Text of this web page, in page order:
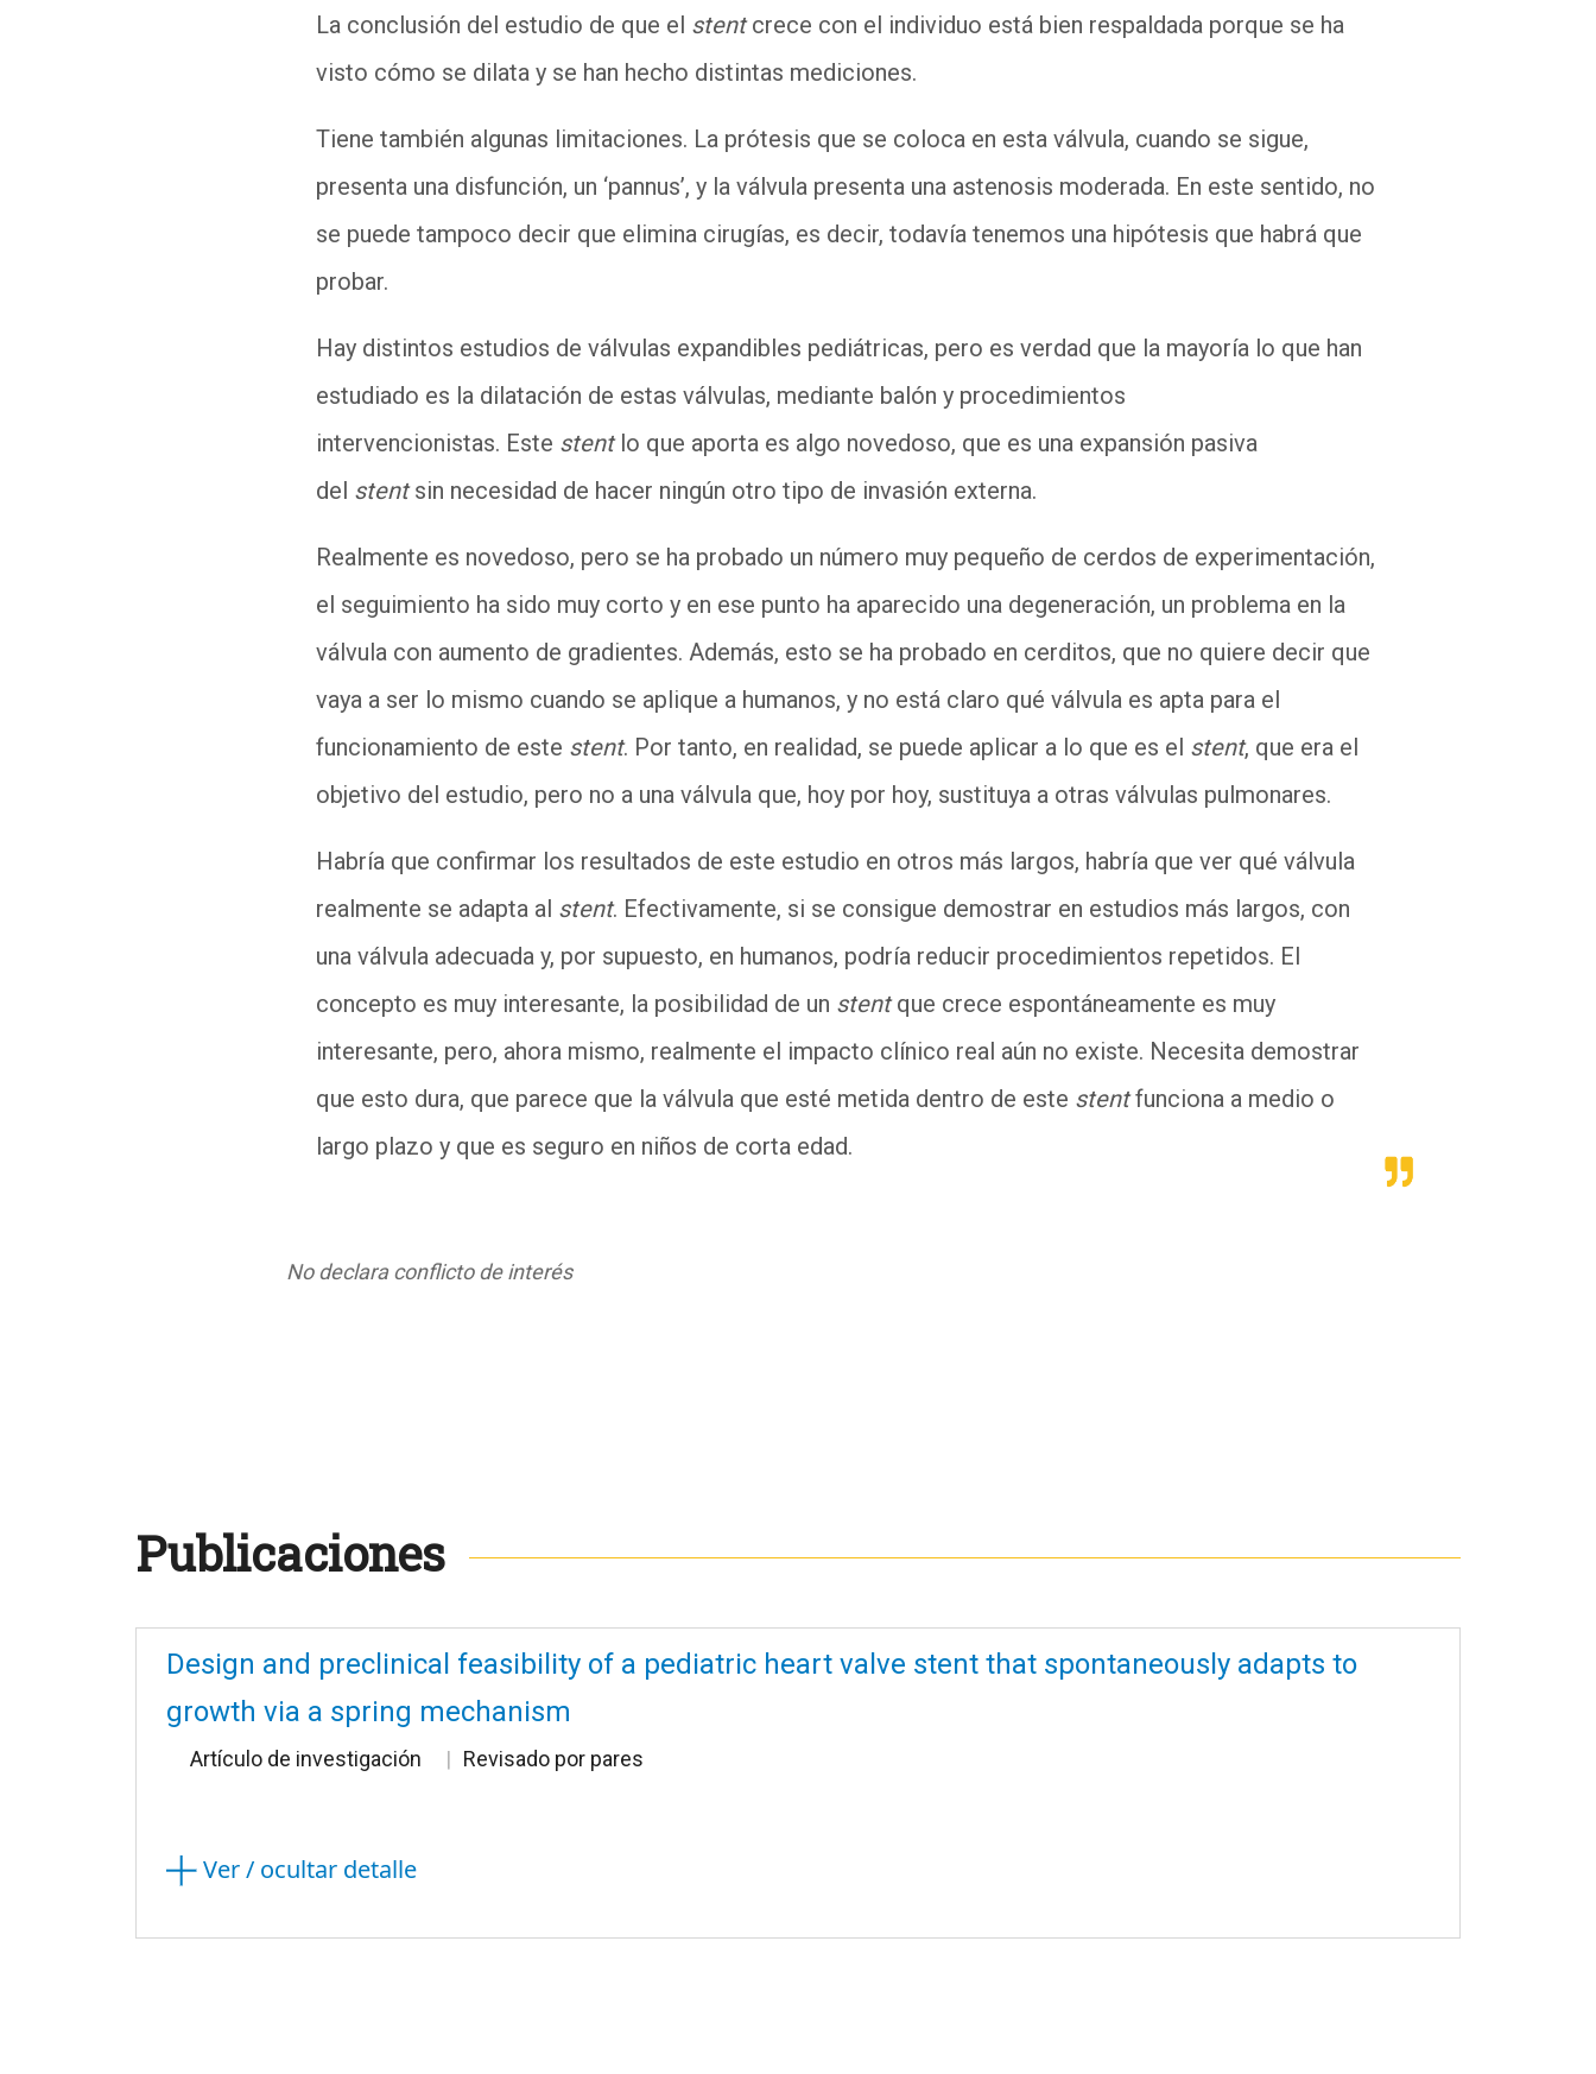
La conclusión del estudio de que el stentcrece con el individuo está bien respaldada porque se ha
visto cómo se dilata y se han hecho distintas mediciones.
Tiene también algunas limitaciones. La prótesis que se coloca en esta válvula, cuando se sigue,
presenta una disfunción, un ‘pannus’, y la válvula presenta una astenosis moderada. En este sentido, no
se puede tampoco decir que elimina cirugías, es decir, todavía tenemos una hipótesis que habrá que
probar.
Hay distintos estudios de válvulas expandibles pediátricas, pero es verdad que la mayoría lo que han
estudiado es la dilatación de estas válvulas, mediante balón y procedimientos
intervencionistas. Este stentlo que aporta es algo novedoso, que es una expansión pasiva
del stentsin necesidad de hacer ningún otro tipo de invasión externa.
Realmente es novedoso, pero se ha probado un número muy pequeño de cerdos de experimentación,
el seguimiento ha sido muy corto y en ese punto ha aparecido una degeneración, un problema en la
válvula con aumento de gradientes. Además, esto se ha probado en cerditos, que no quiere decir que
vaya a ser lo mismo cuando se aplique a humanos, y no está claro qué válvula es apta para el
funcionamiento de este stent. Por tanto, en realidad, se puede aplicar a lo que es el stent, que era el
objetivo del estudio, pero no a una válvula que, hoy por hoy, sustituya a otras válvulas pulmonares.
Habría que confirmar los resultados de este estudio en otros más largos, habría que ver qué válvula
realmente se adapta al stent. Efectivamente, si se consigue demostrar en estudios más largos, con
una válvula adecuada y, por supuesto, en humanos, podría reducir procedimientos repetidos. El
concepto es muy interesante, la posibilidad de un stentque crece espontáneamente es muy
interesante, pero, ahora mismo, realmente el impacto clínico real aún no existe. Necesita demostrar
que esto dura, que parece que la válvula que esté metida dentro de este stentfunciona a medio o
largo plazo y que es seguro en niños de corta edad.
No declara conflicto de interés
Publicaciones
Design and preclinical feasibility of a pediatric heart valve stent that spontaneously adapts to
growth via a spring mechanism
Artículo de investigación Revisado por pares
Ver / ocultar detalle